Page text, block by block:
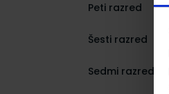
Peti razred
Šesti razred
Sedmi razred